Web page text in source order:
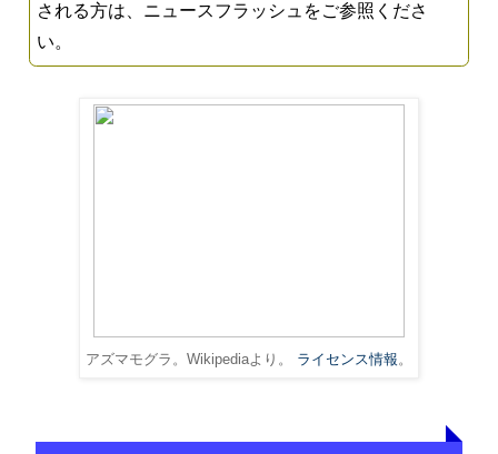
される方は、ニュースフラッシュをご参照くださ
い。
アズマモグラ。Wikipediaより。 ライセンス情報 。